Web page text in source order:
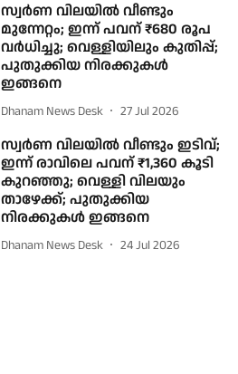
സ്വർണ വിലയിൽ വീണ്ടും
മുന്നേറ്റം; ഇന്ന് പവന് ₹680 രൂപ
വർധിച്ചു; വെള്ളിയിലും കുതിപ്പ്;
പുതുക്കിയ നിരക്കുകൾ
ഇങ്ങനെ
Dhanam News Desk 27 Jul 2026
സ്വർണ വിലയിൽ വീണ്ടും ഇടിവ്;
ഇന്ന് രാവിലെ പവന് ₹1,360 കൂടി
കുറഞ്ഞു; വെള്ളി വിലയും
താഴേക്ക്; പുതുക്കിയ
നിരക്കുകൾ ഇങ്ങനെ
Dhanam News Desk 24 Jul 2026